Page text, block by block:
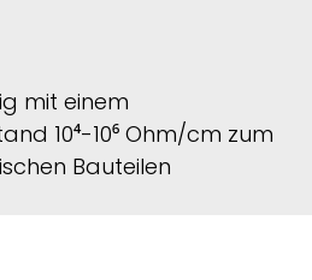
mit einem
10⁴-10⁶ Ohm/cm zum
Bauteilen